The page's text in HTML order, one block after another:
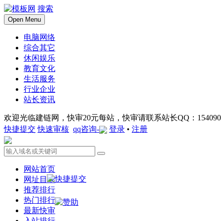
搜索
Open Menu
电脑网络
综合其它
休闲娱乐
教育文化
生活服务
行业企业
站长资讯
欢迎光临建链网，快审20元每站，快审请联系站长QQ：
快捷提交 快速审核 qq咨询- 登录 • 注册
网站首页
网址目录
推荐排行
热门排行
最新快审